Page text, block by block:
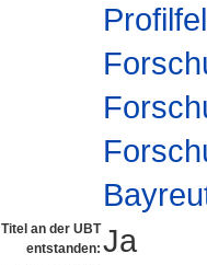
Titel an der UBT
entstanden: Ja